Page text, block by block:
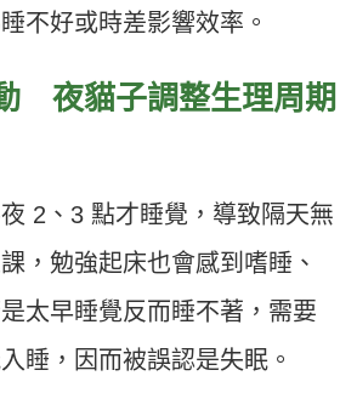
不好或時差影響效率。
夜貓子調整生理周期
2、3 點才睡覺，導致隔天無
，勉強起床也會感到嗜睡、
太早睡覺反而睡不著，需要
睡，因而被誤認是失眠。